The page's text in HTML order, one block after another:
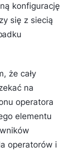
konfigurację
się z siecią
że cały
na
operatora
elementu
operatorów i